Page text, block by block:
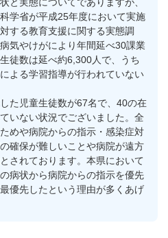
学省が平成25年度において実施
する教育支援に関する実態調
気やけがにより年間延べ30課業
徒数は延べ約6,300人で、うち
よる学習指導が行われていない
た児童生徒数が67名で、40の在
いない状況でございました。全
めや病院からの指示・感染症対
確保が難しいことや病院が遠方
されております。本県において
病状から病院からの指示を優先
優先したという理由が多くあげ